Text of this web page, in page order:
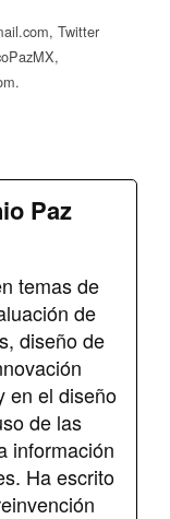
, Twitter
Paz
temas de
de
diseño de
en el diseño
de las
información
Ha escrito